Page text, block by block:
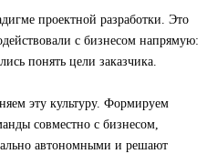
проектной разработки. Это
с бизнесом напрямую:
понять цели заказчика.
эту культуру. Формируем
совместно с бизнесом,
автономными и решают